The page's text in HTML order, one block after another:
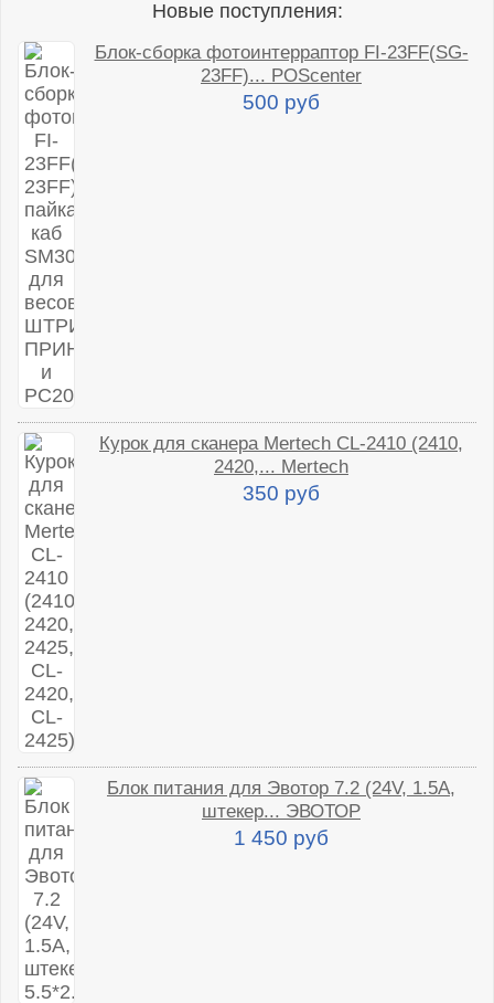
Новые поступления:
Блок-сборка фотоинтерраптор FI-23FF(SG-
23FF)... POScenter
500 руб
Курок для сканера Mertech CL-2410 (2410,
2420,... Mertech
350 руб
Блок питания для Эвотор 7.2 (24V, 1.5A,
штекер... ЭВОТОР
1 450 руб